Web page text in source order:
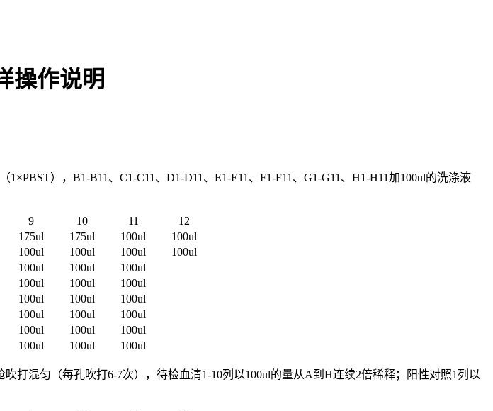
操作说明
），B1-B11、C1-C11、D1-D11、E1-E11、F1-F11、G1-G11、H1-H11加100ul的洗涤液
9 10 11
12
175ul 175ul 100ul
100ul
100ul 100ul 100ul
100ul
100ul 100ul
100ul
100ul 100ul
100ul
100ul 100ul
100ul
100ul 100ul
100ul
100ul 100ul
100ul
100ul 100ul 100ul
混匀（每孔吹打6-7次），待检血清1-10列以100ul的量从A到H连续2倍稀释；阳性对照1列以